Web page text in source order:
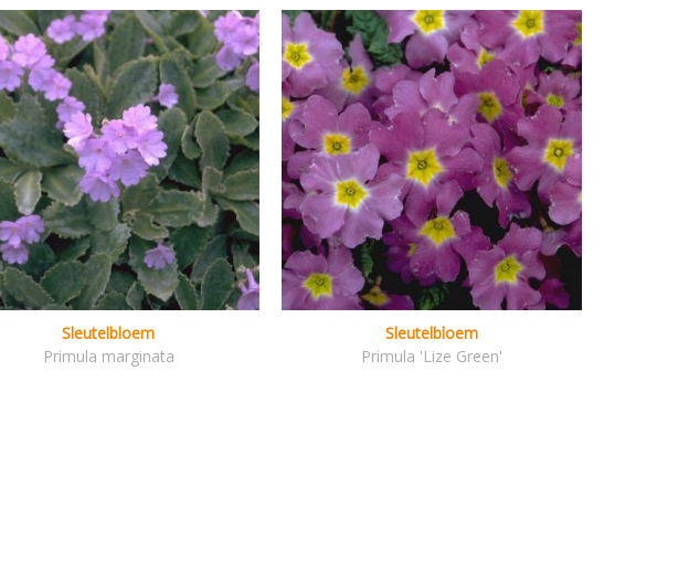
Sleutelbloem
Primula marginata
Sleutelbloem
Primula 'Lize Green'